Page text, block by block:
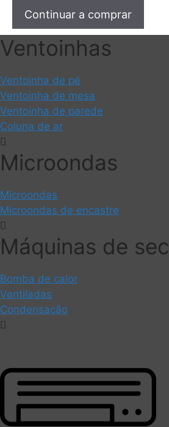
Continuar a comprar
Ventoinhas
Ventoinha de pé
Ventoinha de mesa
Ventoinha de parede
Coluna de ar
Microondas
Microondas
Microondas de encastre
Máquinas de
Bomba de calor
Ventiladas
Condensação